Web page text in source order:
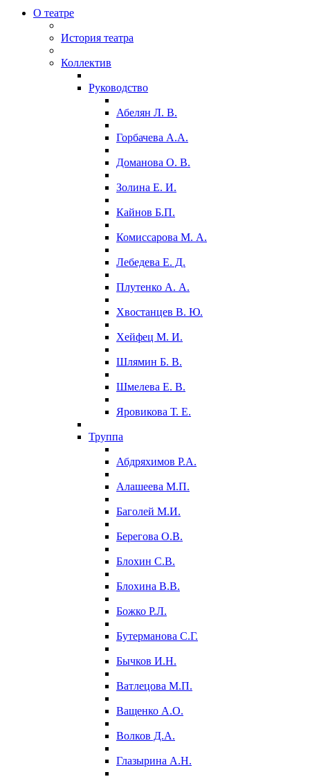
О театре
История театра
Коллектив
Руководство
Абелян Л. В.
Горбачева А.А.
Доманова О. В.
Золина Е. И.
Кайнов Б.П.
Комиссарова М. А.
Лебедева Е. Д.
Плутенко А. А.
Хвостанцев В. Ю.
Хейфец М. И.
Шлямин Б. В.
Шмелева Е. В.
Яровикова Т. Е.
Труппа
Абдряхимов Р.А.
Алашеева М.П.
Баголей М.И.
Берегова О.В.
Блохин С.В.
Блохина В.В.
Божко Р.Л.
Бутерманова С.Г.
Бычков И.Н.
Ватлецова М.П.
Ващенко А.О.
Волков Д.А.
Глазырина А.Н.